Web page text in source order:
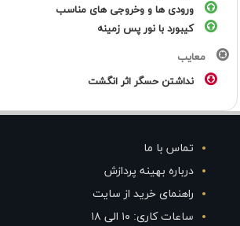
ورودی ها و وخروجی های مناسب
کیبورد با نور پس زمینه
معایب
نداشتن حسگر اثر انگشت
تماس با ما
درباره بهینه پردازش
راهنمای خرید از سایت
ساعات کاری: ۱۰ الی ۱۸